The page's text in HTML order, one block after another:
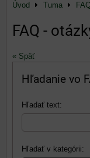
Úvod Tuma
FAQ -
« Späť
Hľadanie vo
Hľadať text:
Hľadať v kategórii: